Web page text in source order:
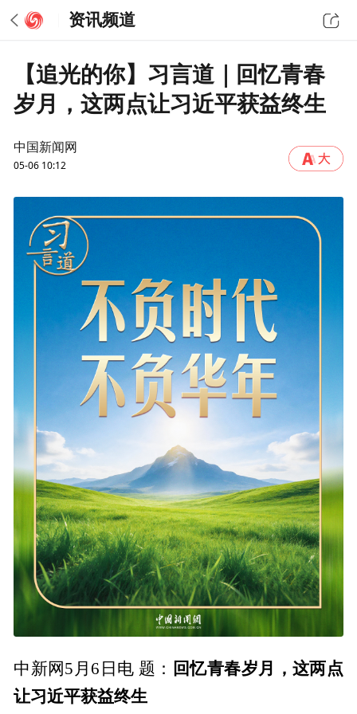
资讯频道
【追光的你】习言道｜回忆青春
岁月，这两点让习近平获益终生
中国新闻网
05-06 10:12
中新网5月6日电 题： 回忆青春岁月，这两点
让习近平获益终生